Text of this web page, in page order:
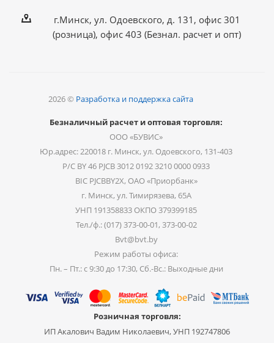
г.Минск, ул. Одоевского, д. 131, офис 301
(розница), офис 403 (Безнал. расчет и опт)
2026 © Разработка и поддержка сайта
Безналичный расчет и оптовая торговля:
ООО «БУВИС»
Юр.адрес: 220018 г. Минск, ул. Одоевского, 131-403
Р/С BY 46 PJCB 3012 0192 3210 0000 0933
BIC PJCBBY2X, ОАО «Приорбанк»
г. Минск, ул. Тимирязева, 65А
УНП 191358833 ОКПО 379399185
Тел./ф.: (017) 373-00-01, 373-00-02
Bvt@bvt.by
Режим работы офиса:
Пн. – Пт.: с 9:30 до 17:30, Сб.-Вс.: Выходные дни
Розничная торговля:
ИП Акалович Вадим Николаевич, УНП 192747806